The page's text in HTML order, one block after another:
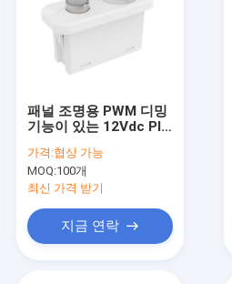
패널 조명용 PWM 디밍
기능이 있는 12Vdc PIR
능
가격:협상 가능
MOQ:100개
최신 가격 받기
지금 연락